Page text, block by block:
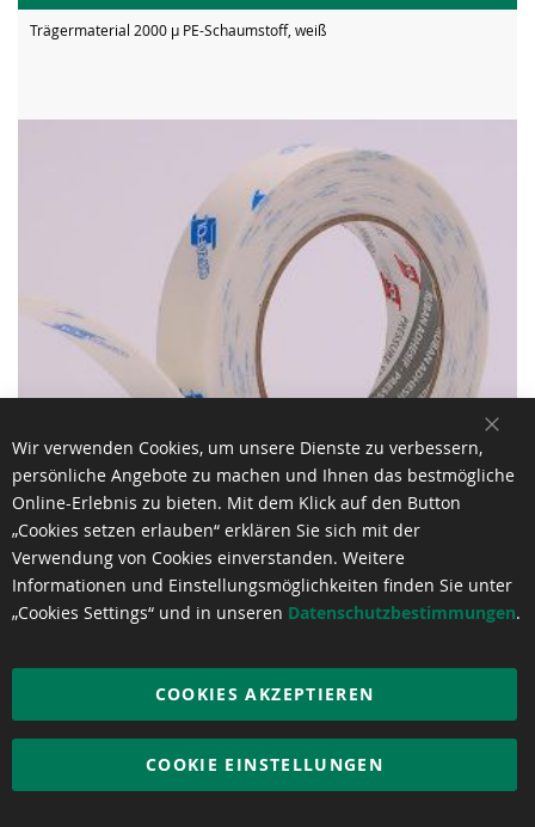
Trägermaterial 2000 µ PE-Schaumstoff, weiß
Ab € 14,47pro m²
Wir verwenden Cookies, um unsere Dienste zu verbessern,
persönliche Angebote zu machen und Ihnen das bestmögliche
Online-Erlebnis zu bieten. Mit dem Klick auf den Button
„Cookies setzen erlauben“ erklären Sie sich mit der
Verwendung von Cookies einverstanden. Weitere
Informationen und Einstellungsmöglichkeiten finden Sie unter
„Cookies Settings“ und in unseren Datenschutzbestimmungen.
COOKIES AKZEPTIEREN
COOKIE EINSTELLUNGEN